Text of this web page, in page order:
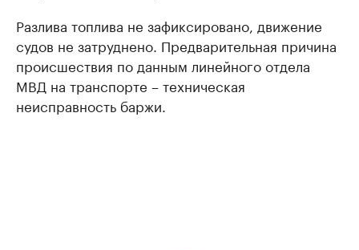
Разлива топлива не зафиксировано, движение
судов не затруднено. Предварительная причина
происшествия по данным линейного отдела
МВД на транспорте – техническая
неисправность баржи.